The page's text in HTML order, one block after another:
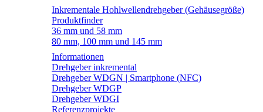
Inkrementale Hohlwellendrehgeber (Gehäusegröße)
Produktfinder
36 mm und 58 mm
80 mm, 100 mm und 145 mm
Informationen
Drehgeber inkremental
Drehgeber WDGN | Smartphone (NFC)
Drehgeber WDGP
Drehgeber WDGI
Referenzprojekte